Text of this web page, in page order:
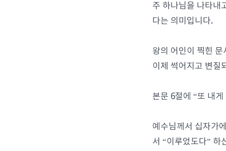
주 하나님을 나타내
다는 의미입니다.
왕의 어인이 찍힌
이제 썩어지고 변질
본문 6절에 “또 내
예수님께서 십자가
서 “이루었도다” 하